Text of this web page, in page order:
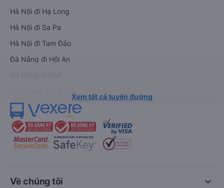
Hà Nội đi Hạ Long
Hà Nội đi Sa Pa
Hà Nội đi Tam Đảo
Đà Nẵng đi Hội An
Xem tất cả tuyến đường
keyboard_arrow_down
Về chúng tôi